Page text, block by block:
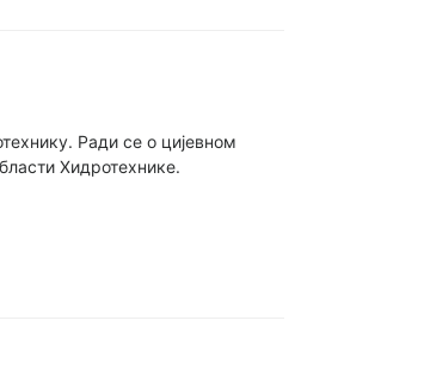
Ради се о цијевном
Хидротехнике.